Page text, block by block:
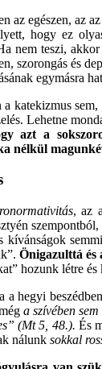
az egészen, az
hogy ez
nem teszi, akkor
szorongás és
egymásra
katekizmus
Lehetne
azt a
nélkül
, az
kívánságok
Önigazulttá és
hozunk létre
a hegyi
a szívében sem
(Mt 5, 48.). És
nálunk sokkal